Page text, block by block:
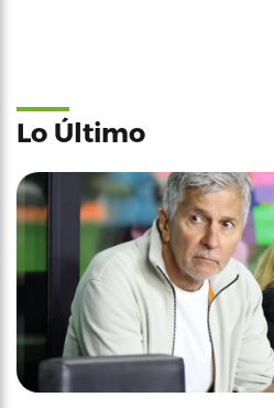
Lo Último